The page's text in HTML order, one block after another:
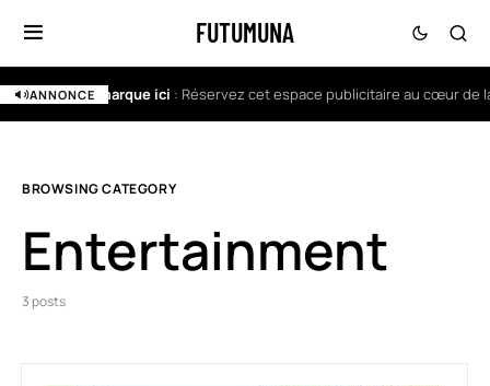
FUTUMUNA
ANNONCE
V Votre marque ici: Réservez cet espace publicitaire au cœur de
BROWSING CATEGORY
Entertainment
3 posts